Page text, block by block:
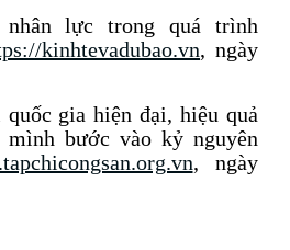
nhân lực trong quá trình
kinhtevadubao.vn, ngày
gia hiện đại, hiệu quả
bước vào kỷ nguyên
, ngày